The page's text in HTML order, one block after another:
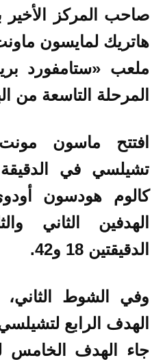
صاحب المركز الأخير
هاتريك لمايسون
ملعب «ستامفورد
المرحلة التاسعة من
افتتح ماسون
تشيلسي في
كالوم هودسون
الهدفين الثاني
الدقيقتين 18 و42.
وفي الشوط
جاء الهدف الخامس